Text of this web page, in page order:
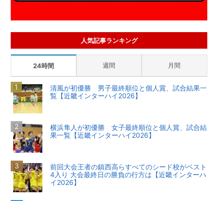
人気記事ランキング
24時間 週間 月間
清風が初優勝 男子最終順位と個人賞、試合結果一
覧【近畿インターハイ2026】
横浜隼人が初優勝 女子最終順位と個人賞、試合結
果一覧【近畿インターハイ2026】
前回大会王者の鎮西高らすべてのシード校がベスト
4入り 大会最終日の勝負の行方は【近畿インターハ
イ2026】